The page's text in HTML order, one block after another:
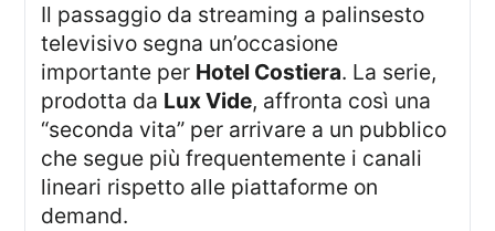
Il passaggio da streaming a palinsesto
televisivo segna un’occasione
importante per Hotel Costiera. La serie,
prodotta da Lux Vide, affronta così una
“seconda vita” per arrivare a un pubblico
che segue più frequentemente i canali
lineari rispetto alle piattaforme on
demand.